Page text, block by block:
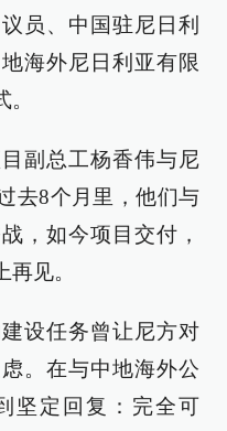
员、中国驻尼日利
海外尼日利亚有限
副总工杨香伟与尼
去8个月里，他们与
，如今项目交付，
见。
设任务曾让尼方对
。在与中地海外公
坚定回复：完全可